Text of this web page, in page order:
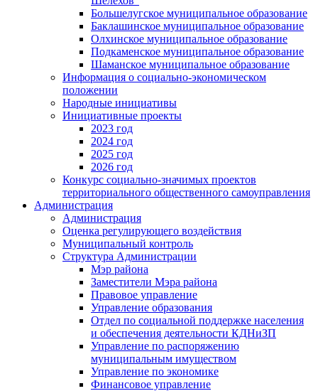
Большелугское муниципальное образование
Баклашинское муниципальное образование
Олхинское муниципальное образование
Подкаменское муниципальное образование
Шаманское муниципальное образование
Информация о социально-экономическом
положении
Народные инициативы
Инициативные проекты
2023 год
2024 год
2025 год
2026 год
Конкурс социально-значимых проектов
территориального общественного самоуправления
Администрация
Администрация
Оценка регулирующего воздействия
Муниципальный контроль
Структура Администрации
Мэр района
Заместители Мэра района
Правовое управление
Управление образования
Отдел по социальной поддержке населения
и обеспечения деятельности КДНиЗП
Управление по распоряжению
муниципальным имуществом
Управление по экономике
Финансовое управление